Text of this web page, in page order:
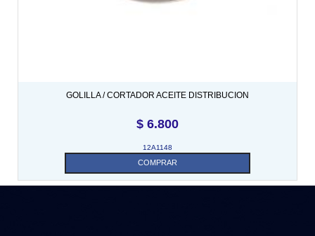
GOLILLA / CORTADOR ACEITE DISTRIBUCION
$ 6.800
12A1148
COMPRAR